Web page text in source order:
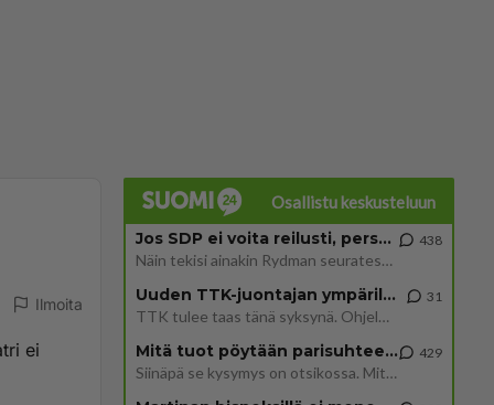
Ilmoita
ei
Osallistu keskusteluun
Jos SDP ei voita reilusti, persut kumoavat demokratian Suomesta
Näin tekisi ainakin Rydman seuratessaan idolinsa Trumpin mallia https://www.is.fi/politiikka/art-2000012187244.html
438
Uuden TTK-juontajan ympärillä epätietoisuus sakenee - Nyt MTV hämmentää soppaa
TTK tulee taas tänä syksynä. Ohjelman uudet tähtioppilaat julkistetaan torstaina 6. elokuuta klo 14 alkavassa lehdistö
31
Mitä tuot pöytään parisuhteessa?
Siinäpä se kysymys on otsikossa. Mitäpä siis tuot/toisit pöytään parisuhteessa? Oletko mies vai nainen? Koetko sen mitä
429